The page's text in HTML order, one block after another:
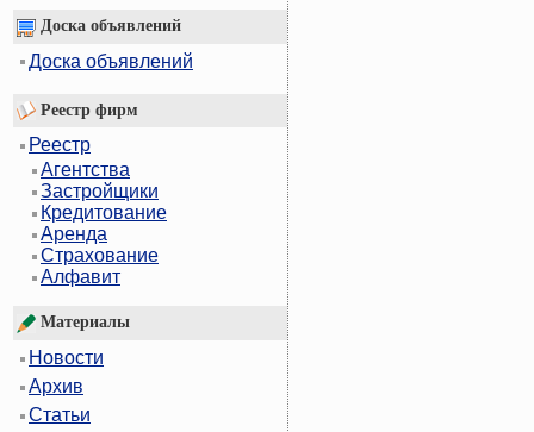
Доска объявлений
Доска объявлений
Реестр фирм
Реестр
Агентства
Застройщики
Кредитование
Аренда
Страхование
Алфавит
Материалы
Новости
Архив
Статьи